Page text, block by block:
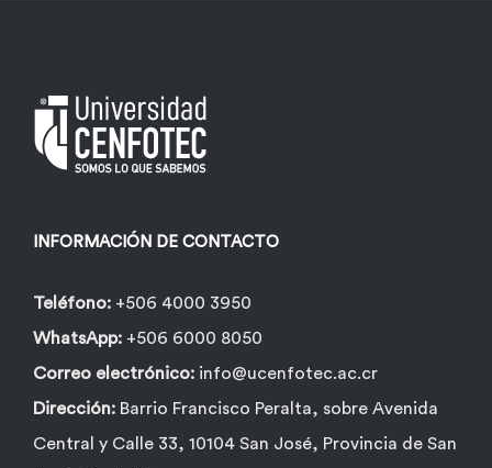
INFORMACIÓN DE CONTACTO
Teléfono: +506 4000 3950
WhatsApp: +506 6000 8050
Correo electrónico: info@ucenfotec.ac.cr
Dirección: Barrio Francisco Peralta, sobre Avenida
Central y Calle 33, 10104 San José, Provincia de San